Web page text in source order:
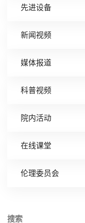
先进设备
新闻视频
媒体报道
科普视频
院内活动
在线课堂
伦理委员会
搜索